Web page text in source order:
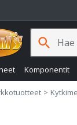
Komponentit
search